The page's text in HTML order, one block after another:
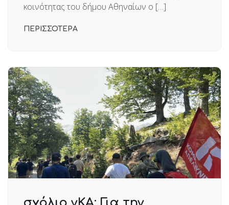
κοινότητας του δήμου Αθηναίων ο […]
ΠΕΡΙΣΣΟΤΕΡΑ